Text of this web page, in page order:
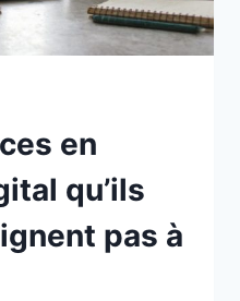
en
qu’ils
pas à